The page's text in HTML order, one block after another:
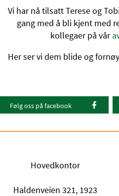
Vi har nå tilsatt Terese og
gang med å bli kjent med
kollegaer på vår
Her ser vi dem blide og
Følg oss på facebook
Hovedkontor
Haldenveien 321, 1923